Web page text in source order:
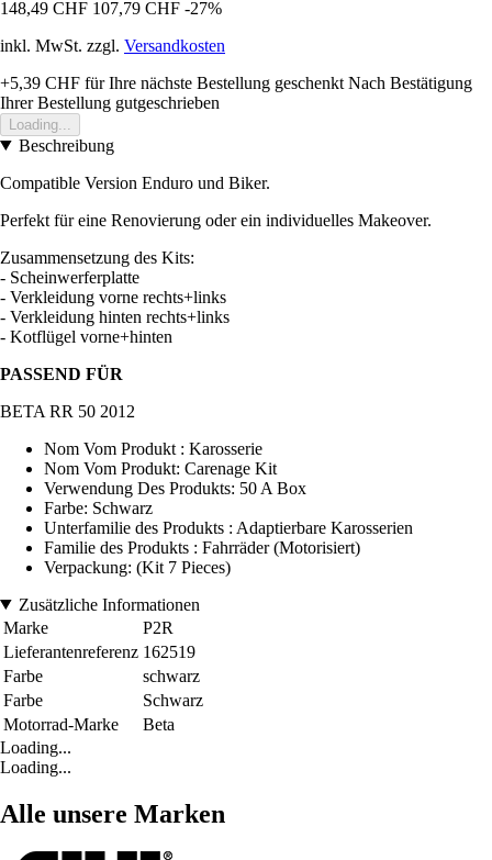
148,49 CHF 107,79 CHF -27%
inkl. MwSt. zzgl. Versandkosten
+5,39 CHF für Ihre nächste Bestellung geschenkt Nach Bestätigung
Ihrer Bestellung gutgeschrieben
Loading...
Beschreibung
Compatible Version Enduro und Biker.
Perfekt für eine Renovierung oder ein individuelles Makeover.
Zusammensetzung des Kits:
- Scheinwerferplatte
- Verkleidung vorne rechts+links
- Verkleidung hinten rechts+links
- Kotflügel vorne+hinten
PASSEND FÜR
BETA RR 50 2012
Nom Vom Produkt : Karosserie
Nom Vom Produkt: Carenage Kit
Verwendung Des Produkts: 50 A Box
Farbe: Schwarz
Unterfamilie des Produkts : Adaptierbare Karosserien
Familie des Produkts : Fahrräder (Motorisiert)
Verpackung: (Kit 7 Pieces)
Zusätzliche Informationen
Marke
P2R
Lieferantenreferenz 162519
Farbe
schwarz
Farbe
Schwarz
Motorrad-Marke
Beta
Loading...
Loading...
Alle unsere Marken